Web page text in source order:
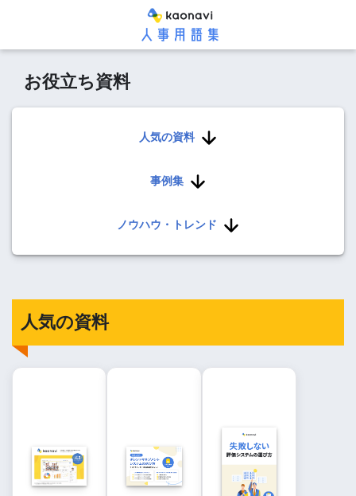
お役立ち資料
人気の資料
事例集
ノウハウ・トレンド
人気の資料